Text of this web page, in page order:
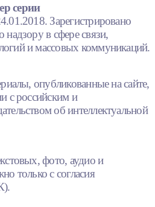
серии
Зарегистрировано
в сфере связи,
и массовых коммуникаций.
опубликованные на сайте,
с российским и
об интеллектуальной
фото, аудио и
только с согласия